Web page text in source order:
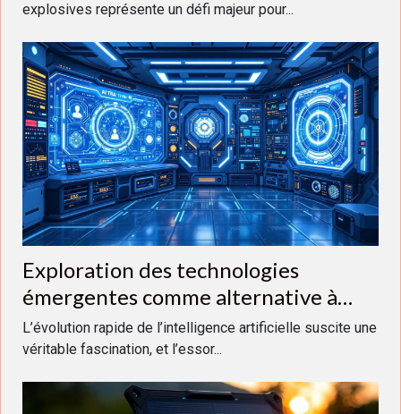
explosives représente un défi majeur pour...
Exploration des technologies
émergentes comme alternative à
ChatGPT
L’évolution rapide de l’intelligence artificielle suscite une
véritable fascination, et l’essor...